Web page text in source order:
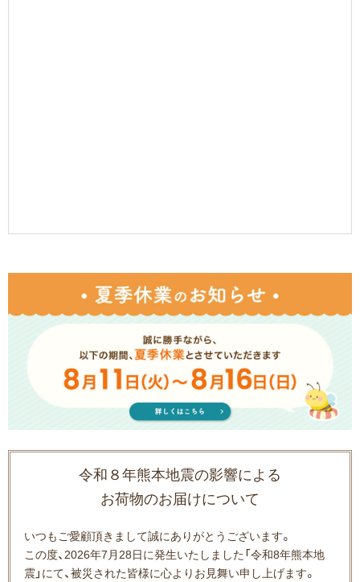
令和８年熊本地震の影響による
お荷物のお届けについて
いつもご愛顧頂きまして誠にありがとうございます。
この度、2026年7月28日に発生いたしました「令和8年熊本地
震」にて、被災された皆様に心よりお見舞い申し上げます。